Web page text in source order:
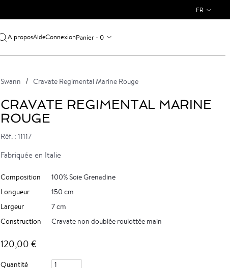
FR
A proposAideConnexionPanier - 0
Swann Cravate Regimental Marine Rouge
CRAVATE REGIMENTAL MARINE
ROUGE
Réf. : 11117
Fabriquée en Italie
Composition
100% Soie Grenadine
Longueur
150 cm
Largeur
7 cm
Construction
Cravate non doublée roulottée main
120,00 €
Quantité